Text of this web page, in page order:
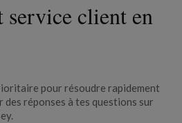
service client en
pour résoudre rapidement
réponses à tes questions sur